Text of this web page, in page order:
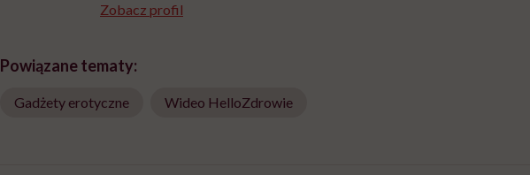
Zobacz profil
Powiązane tematy:
Gadżety erotyczne Wideo HelloZdrowie